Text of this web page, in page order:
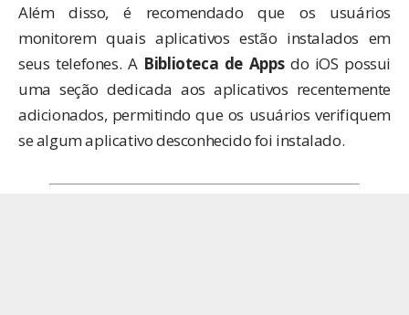
Além disso, é recomendado que os usuários
monitorem quais aplicativos estão instalados em
seus telefones. A Biblioteca de Appsdo iOS possui
uma seção dedicada aos aplicativos recentemente
adicionados, permitindo que os usuários verifiquem
se algum aplicativo desconhecido foi instalado.